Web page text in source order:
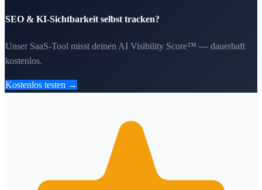
SEO & KI-Sichtbarkeit selbst tracken?
Unser SaaS-Tool misst deinen AI Visibility Score™ — dauerhaft
kostenlos.
Kostenlos testen →